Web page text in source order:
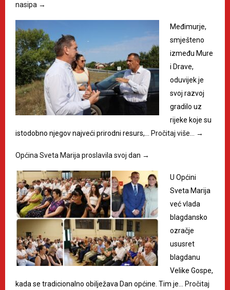
nasipa →
Međimurje,
smješteno
između Mure
i Drave,
oduvijek je
svoj razvoj
gradilo uz
rijeke koje su
istodobno njegov najveći prirodni resurs,… Pročitaj više… →
Općina Sveta Marija proslavila svoj dan →
U Općini
Sveta Marija
već vlada
blagdansko
ozračje
ususret
blagdanu
Velike Gospe,
kada se tradicionalno obilježava Dan općine. Tim je… Pročitaj